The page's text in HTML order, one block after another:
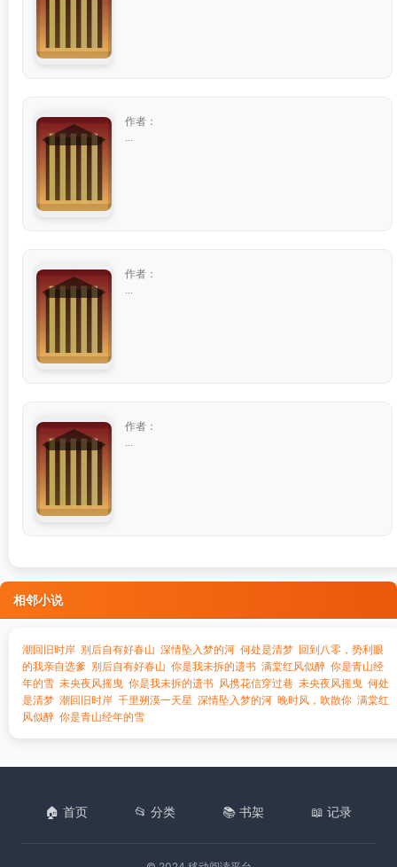
作者：
作者：
作者：
相邻小说
潮回旧时岸 别后自有好春山 深情坠入梦的河 何处是清梦 回到八零，势利眼
的我亲自选爹 别后自有好春山 你是我未拆的遗书 满棠红风似醉 你是青山经
年的雪 未央夜风摇曳 你是我未拆的遗书 风携花信穿过巷 未央夜风摇曳 何处
是清梦 潮回旧时岸 千里朔漠一天星 深情坠入梦的河 晚时风，吹散你 满棠红
风似醉 你是青山经年的雪
🏠 首页 📂 分类 📚 书架 📖 记录